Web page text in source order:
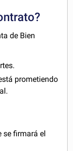
de Bien
prometiendo
se firmará el